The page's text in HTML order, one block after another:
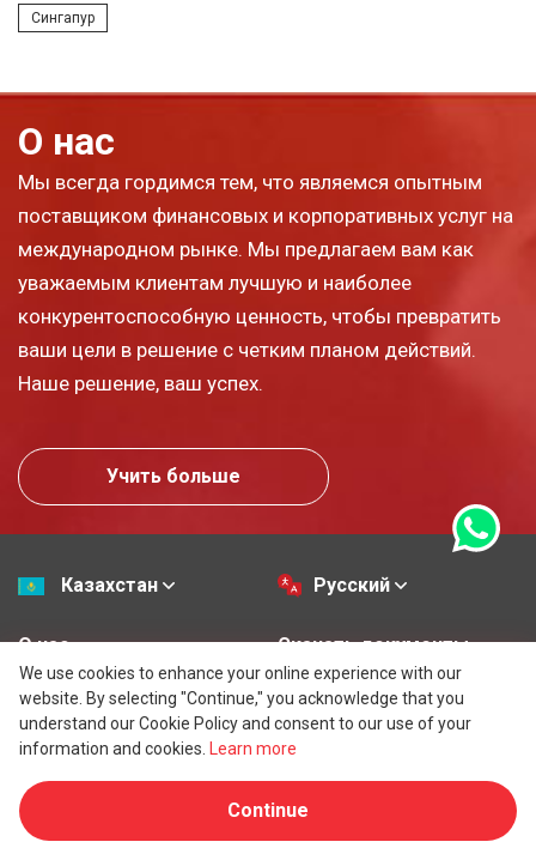
Сингапур
О нас
Мы всегда гордимся тем, что являемся опытным
поставщиком финансовых и корпоративных услуг на
международном рынке. Мы предлагаем вам как
уважаемым клиентам лучшую и наиболее
конкурентоспособную ценность, чтобы превратить
ваши цели в решение с четким планом действий.
Наше решение, ваш успех.
Учить больше
Казахстан Русский
О нас
Универсальные условия
обслуживания
соглашения
Скачать документы
Созданные нами
компании
Глоссарий
We use cookies to enhance your online experience with our
website. By selecting "Continue," you acknowledge that you
understand our Cookie Policy and consent to our use of your
information and cookies.
Learn more
Continue